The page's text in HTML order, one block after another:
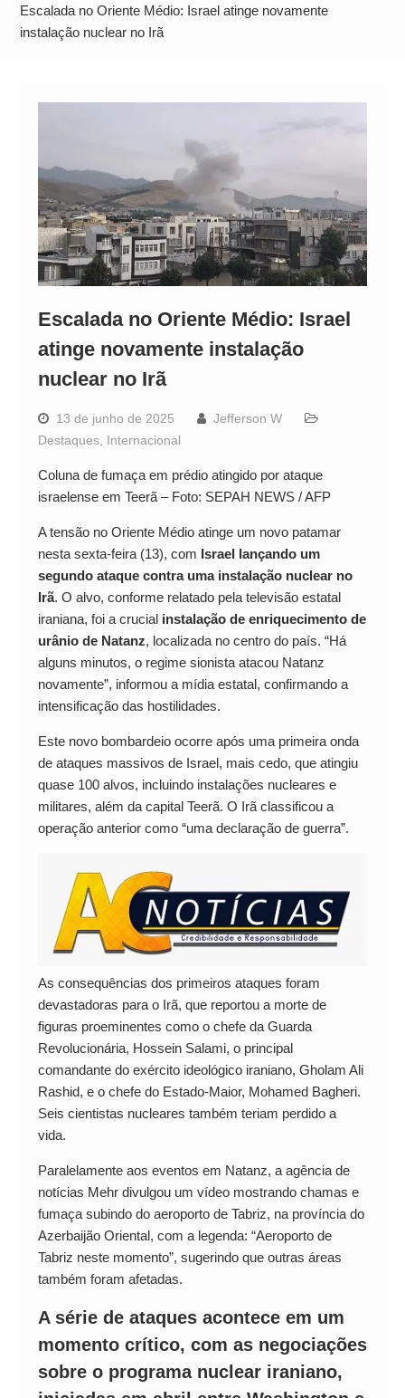
Operação Ágio: Ação policial na Bahia prende 14
suspeitos e mira rede ligada a ‘Zói de Gato’, do
Escalada no Oriente Médio: Israel atinge novamente
instalação nuclear no Irã
Escalada no Oriente Médio: Israel
atinge novamente instalação
nuclear no Irã
13 de junho de 2025
Jefferson W
Destaques, Internacional
Coluna de fumaça em prédio atingido por ataque
israelense em Teerã – Foto: SEPAH NEWS / AFP
A tensão no Oriente Médio atinge um novo patamar
nesta sexta-feira (13), com Israel lançando um
segundo ataque contra uma instalação nuclear no
Irã. O alvo, conforme relatado pela televisão estatal
iraniana, foi a crucial instalação de enriquecimento de
urânio de Natanz, localizada no centro do país. “Há
alguns minutos, o regime sionista atacou Natanz
novamente”, informou a mídia estatal, confirmando a
intensificação das hostilidades.
Este novo bombardeio ocorre após uma primeira onda
de ataques massivos de Israel, mais cedo, que atingiu
quase 100 alvos, incluindo instalações nucleares e
militares, além da capital Teerã. O Irã classificou a
operação anterior como “uma declaração de guerra”.
As consequências dos primeiros ataques foram
devastadoras para o Irã, que reportou a morte de
figuras proeminentes como o chefe da Guarda
Revolucionária, Hossein Salami, o principal
comandante do exército ideológico iraniano, Gholam Ali
Rashid, e o chefe do Estado-Maior, Mohamed Bagheri.
Seis cientistas nucleares também teriam perdido a
vida.
Paralelamente aos eventos em Natanz, a agência de
notícias Mehr divulgou um vídeo mostrando chamas e
fumaça subindo do aeroporto de Tabriz, na província do
Azerbaijão Oriental, com a legenda: “Aeroporto de
Tabriz neste momento”, sugerindo que outras áreas
também foram afetadas.
A série de ataques acontece em um
momento crítico, com as negociações
sobre o programa nuclear iraniano,